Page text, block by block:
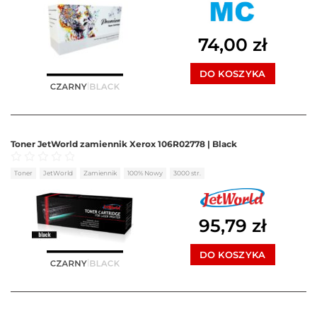
74,00 zł
DO KOSZYKA
Toner JetWorld zamiennik Xerox 106R02778 | Black
Oceniono na 5
Toner JetWorld Zamiennik 100% Nowy 3000 str.
95,79 zł
DO KOSZYKA